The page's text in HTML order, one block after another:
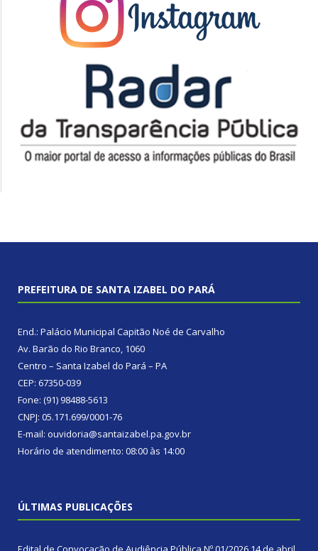
PREFEITURA DE SANTA IZABEL DO PARÁ
End.: Palácio Municipal Capitão Noé de Carvalho
Av. Barão do Rio Branco, 1060
Centro – Santa Izabel do Pará – PA
CEP: 67350-039
Fone: (91) 98488-5613
CNPJ: 05.171.699/0001-76
E-mail: ouvidoria@santaizabel.pa.gov.br
Horário de atendimento: 08:00 às 14:00
ÚLTIMAS PUBLICAÇÕES